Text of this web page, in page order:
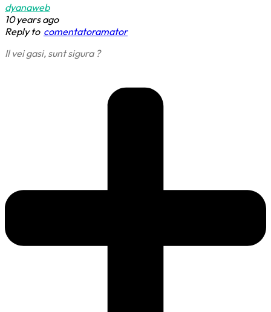
dyanaweb
10 years ago
Reply to comentatoramator
Il vei gasi, sunt sigura ?